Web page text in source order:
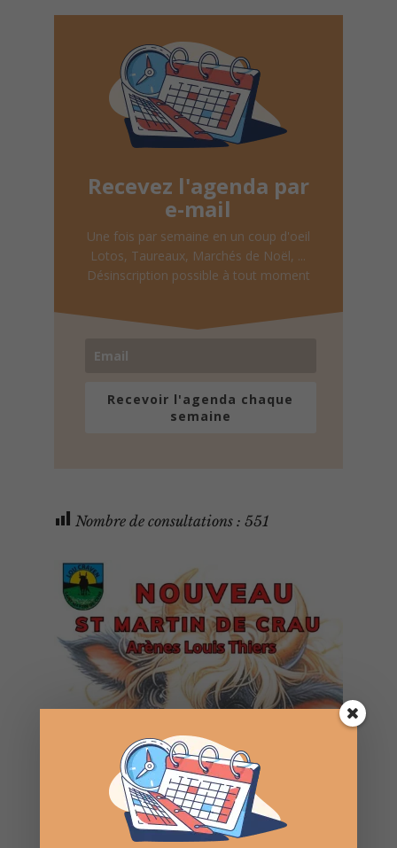
Recevez l'agenda par
e-mail
Une fois par semaine en un coup d'oeil
Lotos, Taureaux, Marchés de Noël, ...
Désinscription possible à tout moment
Recevoir l'agenda chaque
semaine
Nombre de consultations : 551